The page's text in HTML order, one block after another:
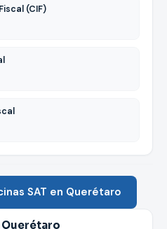
(CIF)
SAT en Querétaro
Querétaro